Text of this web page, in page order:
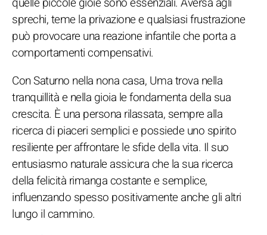
sprechi, teme la privazione e qualsiasi frustrazione
può provocare una reazione infantile che porta a
comportamenti compensativi.
Con Saturno nella nona casa, Uma trova nella
tranquillità e nella gioia le fondamenta della sua
crescita. È una persona rilassata, sempre alla
ricerca di piaceri semplici e possiede uno spirito
resiliente per affrontare le sfide della vita. Il suo
entusiasmo naturale assicura che la sua ricerca
della felicità rimanga costante e semplice,
influenzando spesso positivamente anche gli altri
lungo il cammino.